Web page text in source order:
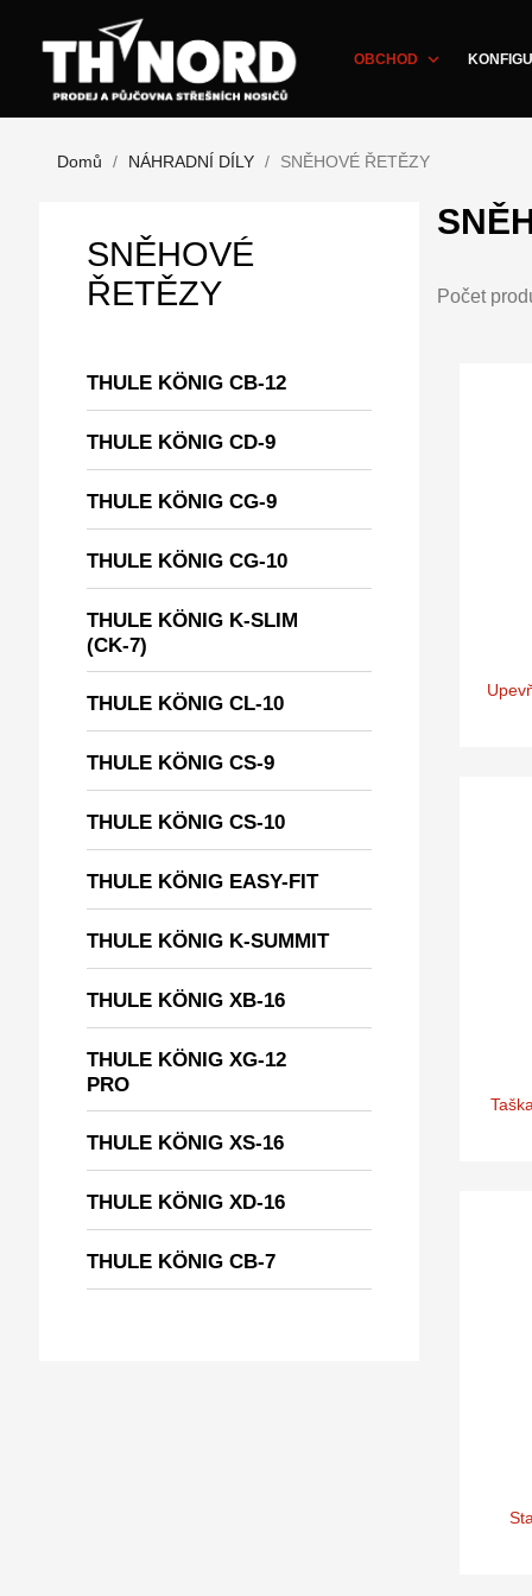
OBCHOD expand_more
Domů NÁHRADNÍ DÍLY SNĚHOVÉ ŘETĚZY
SNĚHOVÉ
ŘETĚZY
THULE KÖNIG CB-12
THULE KÖNIG CD-9
THULE KÖNIG CG-9
THULE KÖNIG CG-10
THULE KÖNIG K-SLIM
(CK-7)
THULE KÖNIG CL-10
THULE KÖNIG CS-9
THULE KÖNIG CS-10
THULE KÖNIG EASY-FIT
THULE KÖNIG K-SUMMIT
THULE KÖNIG XB-16
THULE KÖNIG XG-12
PRO
THULE KÖNIG XS-16
THULE KÖNIG XD-16
THULE KÖNIG CB-7
Počet